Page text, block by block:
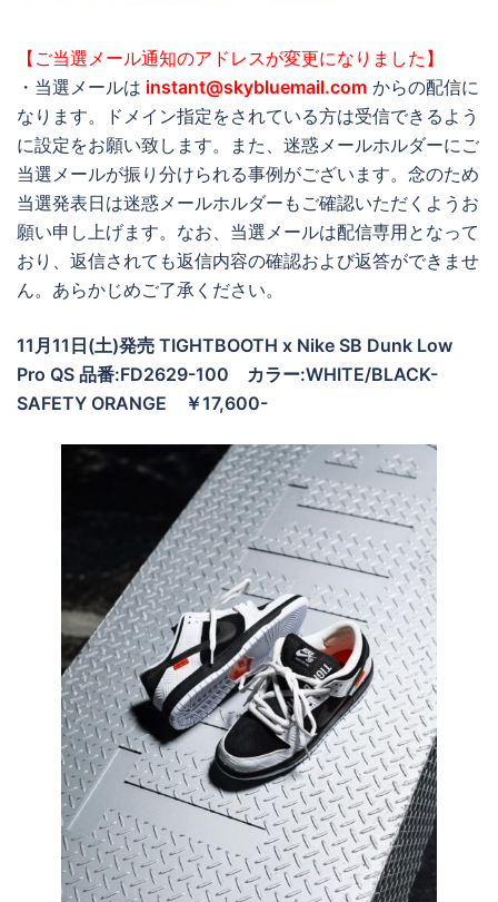
【ご当選メール通知のアドレスが変更になりました】
・当選メールは instant@skybluemail.com からの配信に
なります。ドメイン指定をされている方は受信できるよう
に設定をお願い致します。また、迷惑メールホルダーにご
当選メールが振り分けられる事例がございます。念のため
当選発表日は迷惑メールホルダーもご確認いただくようお
願い申し上げます。なお、当選メールは配信専用となって
おり、返信されても返信内容の確認および返答ができませ
ん。あらかじめご了承ください。
11月11日(土)発売 TIGHTBOOTH x Nike SB Dunk Low
Pro QS 品番:FD2629-100 カラー:WHITE/BLACK-
SAFETY ORANGE ￥17,600-